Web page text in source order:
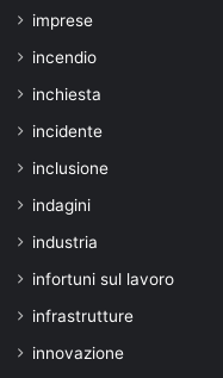
imprese
incendio
inchiesta
incidente
inclusione
indagini
industria
infortuni sul lavoro
infrastrutture
innovazione